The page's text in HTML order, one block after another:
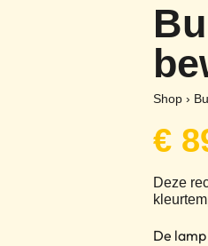
Shop›
€
Deze
De